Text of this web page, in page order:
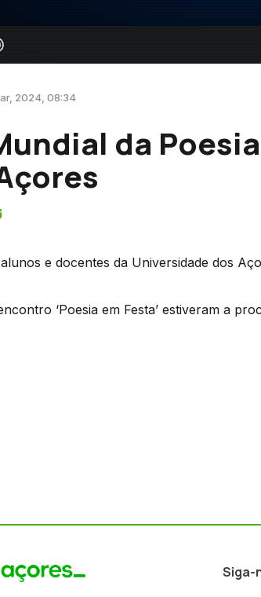
2024, 08:34
da
e docentes da Universidade dos
‘Poesia em Festa’ estiveram a
Siga-